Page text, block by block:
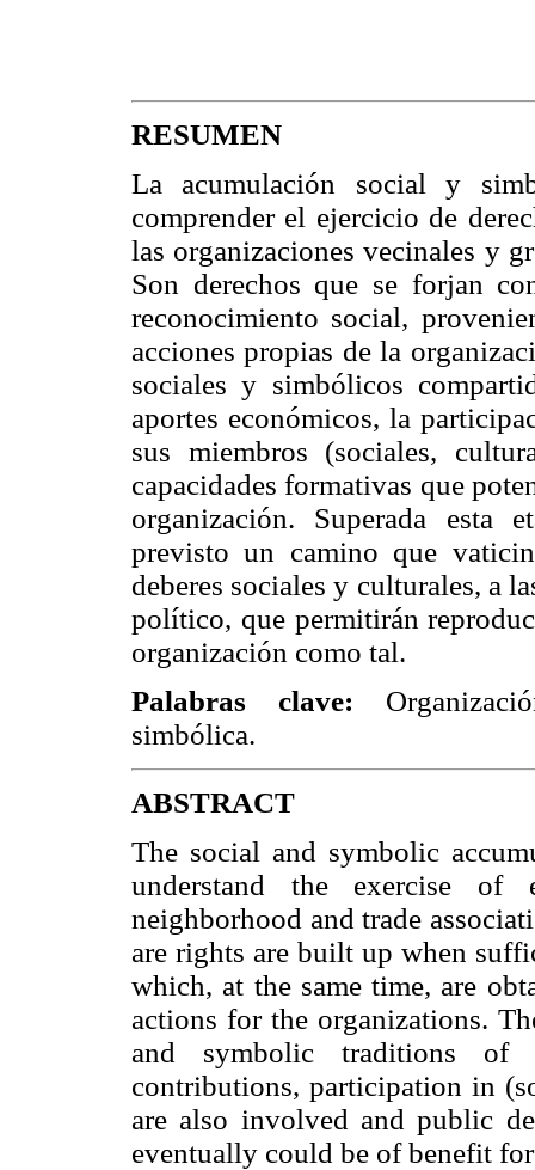
RESUMEN
La acumulación social y
comprender el ejercicio de
las organizaciones vecinales y
Son derechos que se forjan
reconocimiento social,
acciones propias de la
sociales y simbólicos
aportes económicos, la
sus miembros (sociales,
capacidades formativas que
organización. Superada esta
previsto un camino que
deberes sociales y culturales, a
político, que permitirán
organización como tal.
Palabras clave:
simbólica.
ABSTRACT
The social and symbolic
understand the exercise
neighborhood and trade
are rights are built up when
which, at the same time, are
actions for the organizations.
and symbolic traditions of
contributions, participation in
are also involved and public
eventually could be of benefit